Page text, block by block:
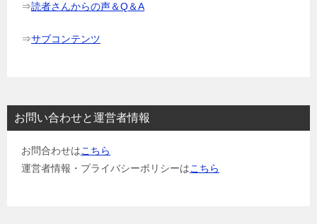
⇒読者さんからの声＆Q＆A
⇒サブコンテンツ
お問い合わせと運営者情報
お問合わせはこちら
運営者情報・プライバシーポリシーはこちら